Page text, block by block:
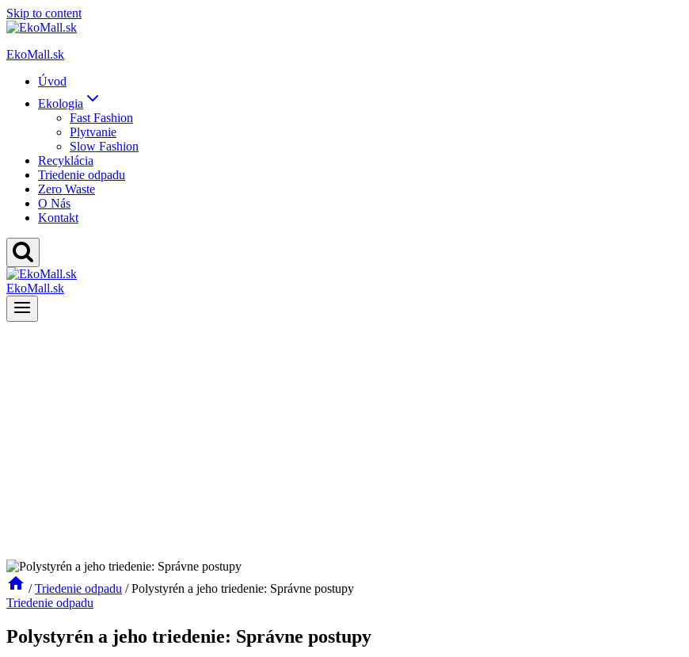
Skip to content
EkoMall.sk
Úvod
Ekologia
Fast Fashion
Plytvanie
Slow Fashion
Recyklácia
Triedenie odpadu
Zero Waste
O Nás
Kontakt
EkoMall.sk
/ Triedenie odpadu / Polystyrén a jeho triedenie: Správne postupy
Triedenie odpadu
Polystyrén a jeho triedenie: Správne postupy